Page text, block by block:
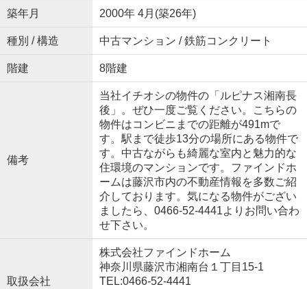
築年月 2000年 4月(築26年)
種別 / 構造 中古マンション / 鉄筋コンクリート
階建 8階建
備考
当社イチオシの物件の「ルピナス湘南長
後」。ぜひ一度ご覧ください。こちらの
物件はコンビニまでの距離が491mで
す。駅まで徒歩13分の場所にある物件で
す。中古ながらも綺麗な室内と魅力的な
住環境のマンションです。ファインドホ
ームは藤沢市内の不動産情報を多数ご紹
介しております。気になる物件がござい
ましたら、0466-52-4441よりお問い合わ
せ下さい。
取扱会社
株式会社ファインドホーム
神奈川県藤沢市湘南台１丁目15-1
TEL:0466-52-4441